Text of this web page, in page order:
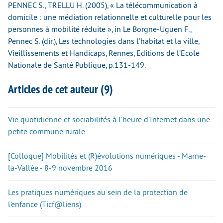
PENNEC S., TRELLU H. (2005), « La télécommunication à
domicile : une médiation relationnelle et culturelle pour les
personnes à mobilité réduite », in Le Borgne-Uguen F.,
Pennec S. (dir.), Les technologies dans l’habitat et la ville,
Vieillissements et Handicaps, Rennes, Editions de l’Ecole
Nationale de Santé Publique, p.131-149.
Articles de cet auteur (9)
Vie quotidienne et sociabilités à l’heure d’Internet dans une
petite commune rurale
[Colloque] Mobilités et (R)évolutions numériques - Marne-
la-Vallée - 8-9 novembre 2016
Les pratiques numériques au sein de la protection de
l’enfance (Ticf@liens)